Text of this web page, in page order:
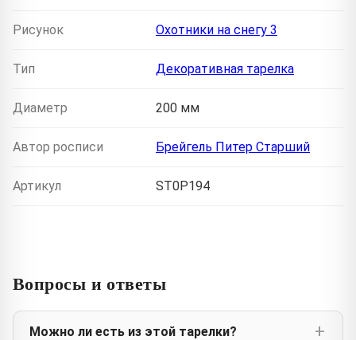
Рисунок Охотники на снегу 3
Тип Декоративная тарелка
Диаметр 200 мм
Автор росписи Брейгель Питер Старший
Артикул ST0P194
Вопросы и ответы
Можно ли есть из этой тарелки?